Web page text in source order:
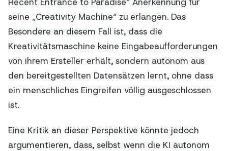
seine „Creativity Machine“ zu erlangen. Das
Besondere an diesem Fall ist, dass die
Kreativitätsmaschine keine Eingabeaufforderungen
von ihrem Ersteller erhält, sondern autonom aus
den bereitgestellten Datensätzen lernt, ohne dass
ein menschliches Eingreifen völlig ausgeschlossen
ist.
Eine Kritik an dieser Perspektive könnte jedoch
argumentieren, dass, selbst wenn die KI autonom